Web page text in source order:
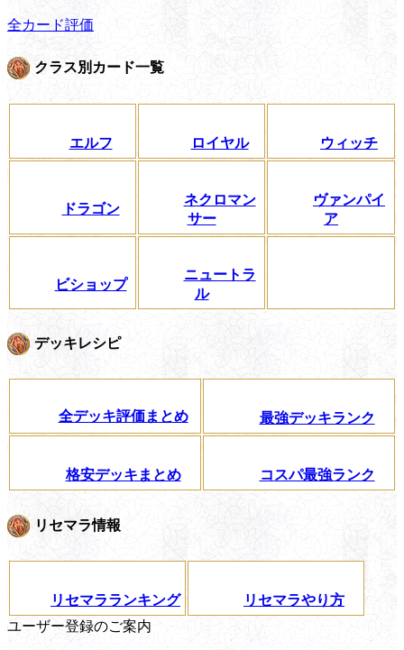
全カード評価
クラス別カード一覧
エルフ ロイヤル ウィッチ
ドラゴン
ネクロマン
サー
ヴァンパイ
ア
ビショップ
ニュートラ
ル
デッキレシピ
全デッキ評価まとめ 最強デッキランク
格安デッキまとめ コスパ最強ランク
リセマラ情報
リセマラランキング
リセマラやり方
ユーザー登録のご案内